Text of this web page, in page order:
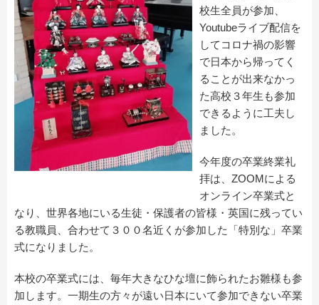
校生全員が参加、
Youtubeライブ配信を
してコロナ禍の影響
で日本から帰ってく
ることが出来なかっ
た高校３年生も参加
できるように工夫し
ました。
今年度の卒業終業礼
拝は、ZOOMによる
オンライン卒業式と
なり、世界各地にいる生徒・保護者の皆様・英国に残ってい
る教職員、合わせて３００名近くが参加した「特別な」卒業
式になりました。
本校の卒業式には、毎年大きなひな壇に飾られたお雛様も参
加します。一期生の方々が遠い日本にいて参加できない卒業